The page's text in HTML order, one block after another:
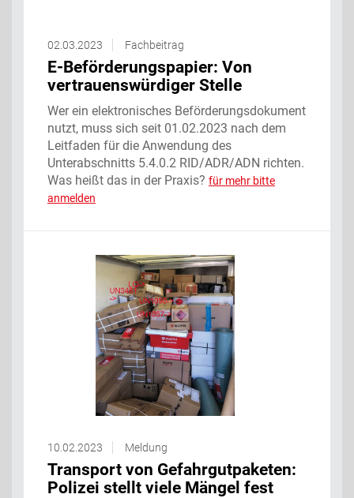
02.03.2023 Fachbeitrag
E-Beförderungspapier: Von
vertrauenswürdiger Stelle
Wer ein elektronisches Beförderungsdokument
nutzt, muss sich seit 01.02.2023 nach dem
Leitfaden für die Anwendung des
Unterabschnitts 5.4.0.2 RID/ADR/ADN richten.
Was heißt das in der Praxis? für mehr bitte
anmelden
10.02.2023 Meldung
Transport von Gefahrgutpaketen:
Polizei stellt viele Mängel fest